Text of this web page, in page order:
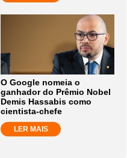
O Google nomeia o
ganhador do Prêmio Nobel
Demis Hassabis como
cientista-chefe
LER MAIS